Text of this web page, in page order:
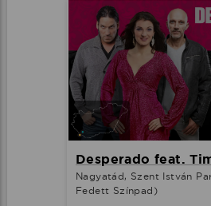
Desperado feat.
Nagyatád, Szent István
Fedett Színpad)